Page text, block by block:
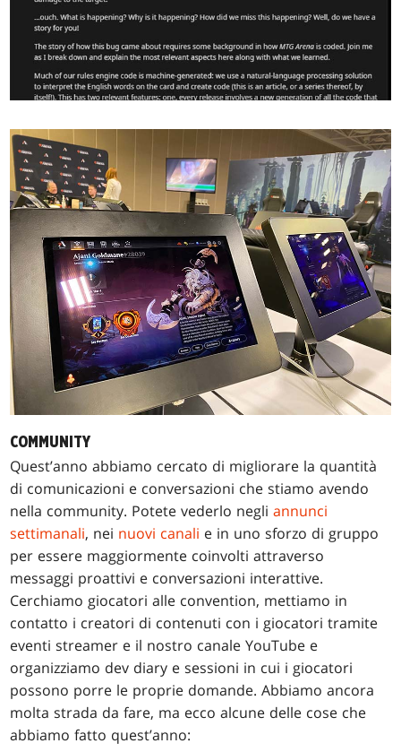
COMMUNITY
Quest’anno abbiamo cercato di migliorare la quantità
di comunicazioni e conversazioni che stiamo avendo
nella community. Potete vederlo negliannunci
settimanali, nei nuovi canali e in uno sforzo di gruppo
per essere maggiormente coinvolti attraverso
messaggi proattivi e conversazioni interattive.
Cerchiamo giocatori alle convention, mettiamo in
contatto i creatori di contenuti con i giocatori tramite
eventi streamer e il nostro canale YouTube e
organizziamo dev diary e sessioni in cui i giocatori
possono porre le proprie domande. Abbiamo ancora
molta strada da fare, ma ecco alcune delle cose che
abbiamo fatto quest’anno: